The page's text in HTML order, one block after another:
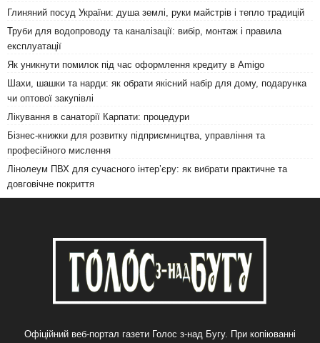
Глиняний посуд України: душа землі, руки майстрів і тепло традицій
Труби для водопроводу та каналізації: вибір, монтаж і правила
експлуатації
Як уникнути помилок під час оформлення кредиту в Amigo
Шахи, шашки та нарди: як обрати якісний набір для дому, подарунка
чи оптової закупівлі
Лікування в санаторії Карпати: процедури
Бізнес-книжки для розвитку підприємництва, управління та
професійного мислення
Лінолеум ПВХ для сучасного інтер’єру: як вибрати практичне та
довговічне покриття
Офіційний веб-портал газети Голос з-над Бугу. При копіюванні